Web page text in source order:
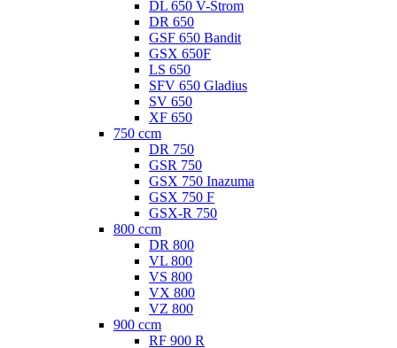
DL 650 V-Strom
DR 650
GSF 650 Bandit
GSX 650F
LS 650
SFV 650 Gladius
SV 650
XF 650
750 ccm
DR 750
GSR 750
GSX 750 Inazuma
GSX 750 F
GSX-R 750
800 ccm
DR 800
VL 800
VS 800
VX 800
VZ 800
900 ccm
RF 900 R